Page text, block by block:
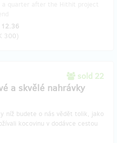
12.36
300)
sold 22
a skvělé nahrávky
níž budete o nás vědět tolik, jako
kocovinu v dodávce cestou